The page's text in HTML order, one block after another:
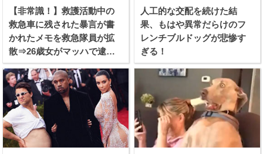
【非常識！】救護活動中の
救急車に残された暴言が書
かれたメモを救急隊員が拡
散⇒26歳女がマッハで逮捕
される！
人工的な交配を続けた結
果、もはや異常だらけのフ
レンチブルドッグが悲惨す
ぎる！